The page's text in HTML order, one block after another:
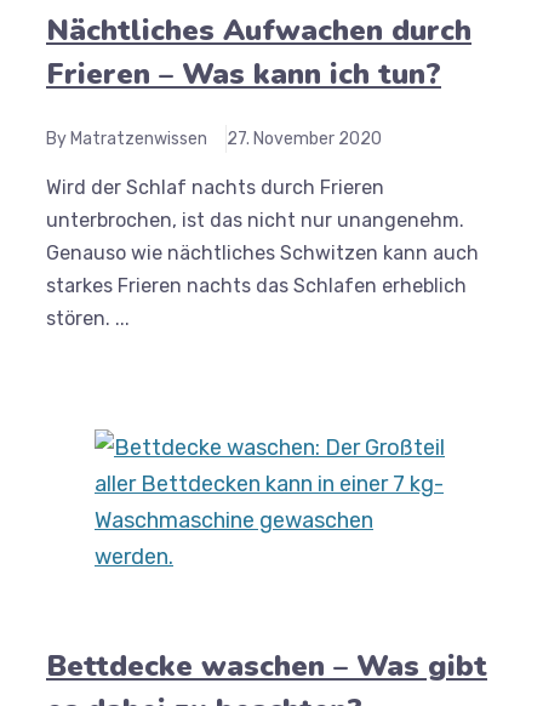
Nächtliches Aufwachen durch
Frieren – Was kann ich tun?
By Matratzenwissen 27. November 2020
Wird der Schlaf nachts durch Frieren
unterbrochen, ist das nicht nur unangenehm.
Genauso wie nächtliches Schwitzen kann auch
starkes Frieren nachts das Schlafen erheblich
stören. ...
Bettdecke waschen – Was gibt